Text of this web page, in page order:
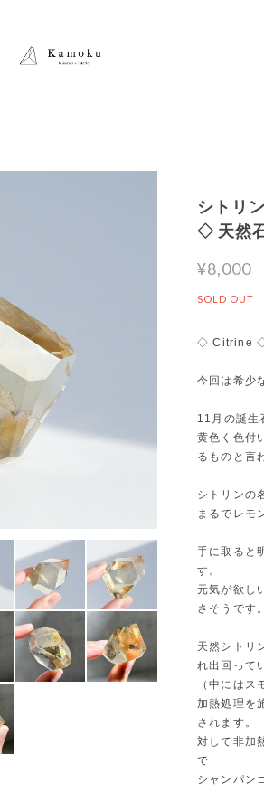
シトリ
◇ 天然
¥8,000
SOLD OUT
◇ Citrine
今回は希少
11月の誕生
黄色く色付
るものと言
シトリンの
まるでレモ
手に取ると
す。
元気が欲し
さそうです
天然シトリ
れ出回って
（中には
加熱処理を
されます。
対して非加
で
シャンパン